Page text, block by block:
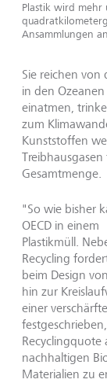
Plastik wird mehr
Ansammlungen
Sie reichen von
in den
einatmen,
zum
Kunststoffen
Gesamtmenge.
"So wie bisher
OECD in einem
Plastikmüll.
Recycling
beim Design
hin zur
einer
nachhaltigen
Materialien zu